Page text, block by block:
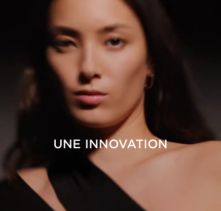
UNE INNOVATION